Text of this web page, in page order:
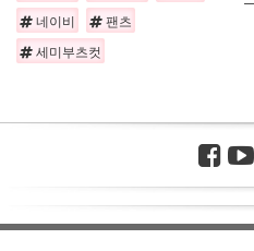
네이비
팬츠
세미부츠컷